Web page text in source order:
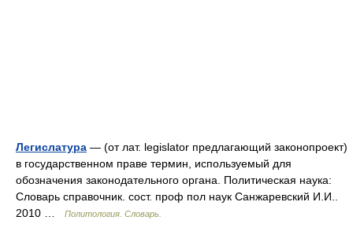
Легислатура — (от лат. legislator предлагающий законопроект)
в государственном праве термин, используемый для
обозначения законодательного органа. Политическая наука:
Словарь справочник. сост. проф пол наук Санжаревский И.И..
2010 …
Политология. Словарь.